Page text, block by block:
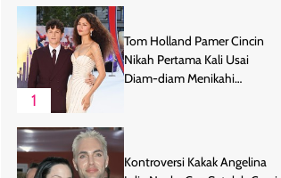
1
Tom Holland Pamer Cincin
Nikah Pertama Kali Usai
Diam-diam Menikahi
Kontroversi Kakak Angelina